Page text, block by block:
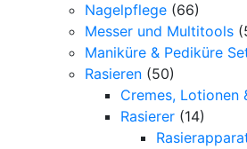
Nagelpflege (66)
Messer und Multitools
Maniküre & Pediküre
Rasieren (50)
Cremes, Lotionen
Rasierer (14)